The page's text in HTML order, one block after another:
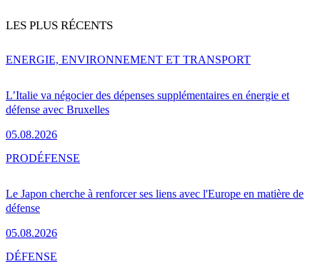
LES PLUS RÉCENTS
L’Italie va négocier des dépenses supplémentaires en énergie et
défense avec Bruxelles
05.08.2026
ENERGIE, ENVIRONNEMENT ET TRANSPORT
Le Japon cherche à renforcer ses liens avec l'Europe en matière de
défense
05.08.2026
PRODÉFENSE
DÉFENSE